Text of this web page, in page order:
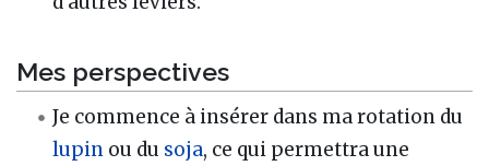
Mes perspectives
Je commence à insérer dans ma rotation du
lupin ou du soja, ce qui permettra une